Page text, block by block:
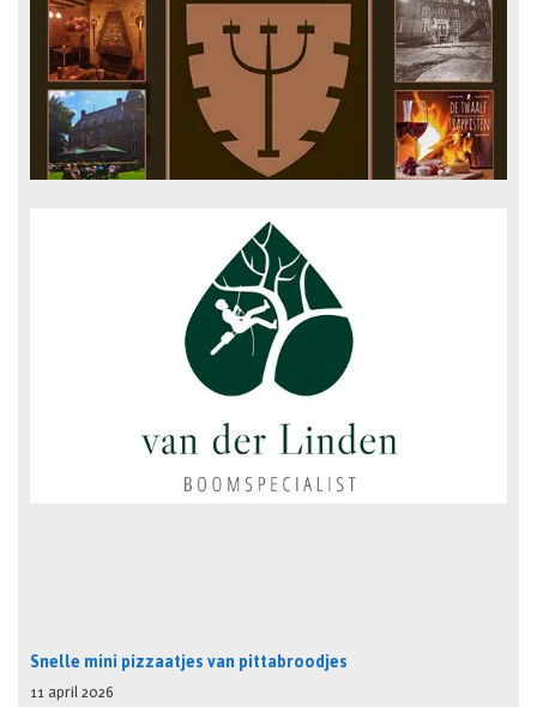
Snelle mini pizzaatjes van pittabroodjes
11 april 2026